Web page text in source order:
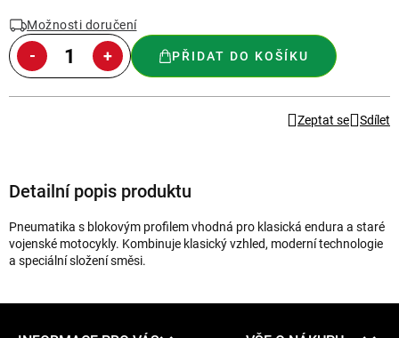
Možnosti doručení
PŘIDAT DO KOŠÍKU
Zeptat se Sdílet
Detailní popis produktu
Pneumatika s blokovým profilem vhodná pro klasická endura a staré
vojenské motocykly. Kombinuje klasický vzhled, moderní technologie
a speciální složení směsi.